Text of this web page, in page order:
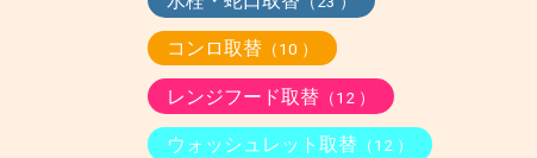
コンロ取替（10 ）
レンジフード取替（12 ）
ウォッシュレット取替（12 ）